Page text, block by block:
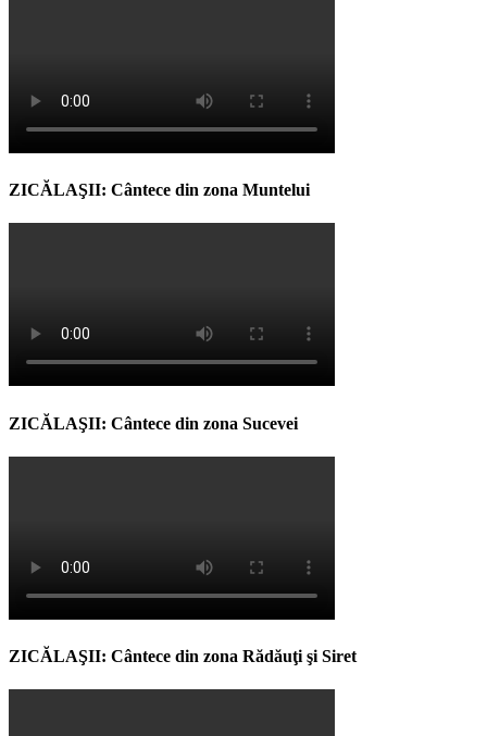
ZICĂLAŞII: Cântece din zona Muntelui
ZICĂLAŞII: Cântece din zona Sucevei
ZICĂLAŞII: Cântece din zona Rădăuţi şi Siret